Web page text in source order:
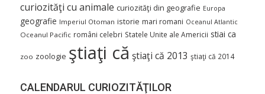
curiozităţi cu animale curiozităţi din geografie Europa
geografie Imperiul Otoman istorie mari romani Oceanul Atlantic
Oceanul Pacific români celebri Statele Unite ale Americii stiai ca
zoo zoologie ştiaţi că ştiaţi că 2013 ştiaţi că 2014
CALENDARUL CURIOZITĂŢILOR